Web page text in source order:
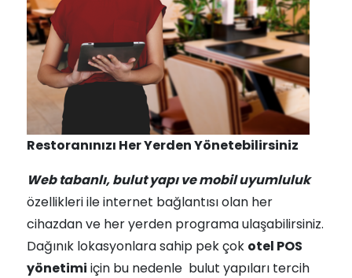
Restoranınızı Her Yerden Yönetebilirsiniz
Web tabanlı, bulut yapı ve mobil uyumluluk
özellikleri ile internet bağlantısı olan her
cihazdan ve her yerden programa ulaşabilirsiniz.
Dağınık lokasyonlara sahip pek çok otel POS
yönetimi için bu nedenle bulut yapıları tercih